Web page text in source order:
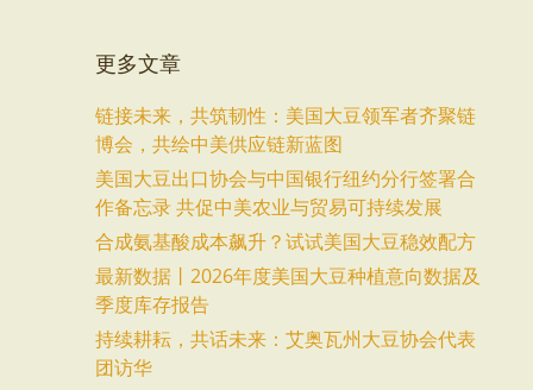
更多文章
链接未来，共筑韧性：美国大豆领军者齐聚链
博会，共绘中美供应链新蓝图
美国大豆出口协会与中国银行纽约分行签署合
作备忘录 共促中美农业与贸易可持续发展
合成氨基酸成本飙升？试试美国大豆稳效配方
最新数据丨2026年度美国大豆种植意向数据及
季度库存报告
持续耕耘，共话未来：艾奥瓦州大豆协会代表
团访华